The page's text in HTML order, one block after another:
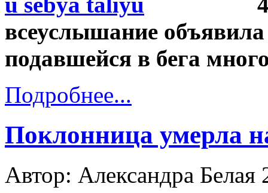
всеуслышание
подавшейся в бега
Подробнее...
Поклонница умерла
Автор: Александра Белая